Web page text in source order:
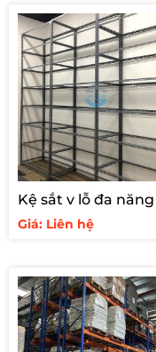
Kệ sắt v lỗ đa năng
Giá: Liên hệ